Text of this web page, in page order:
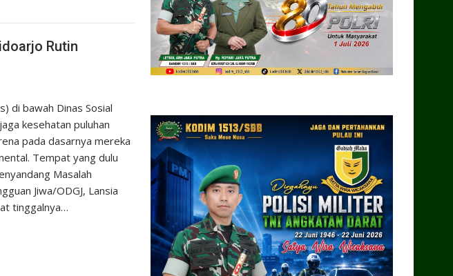
Rutin
di bawah Dinas Sosial
kesehatan puluhan
pada dasarnya mereka
Tempat yang dulu
Masalah
Jiwa/ODGJ, Lansia
tinggalnya…